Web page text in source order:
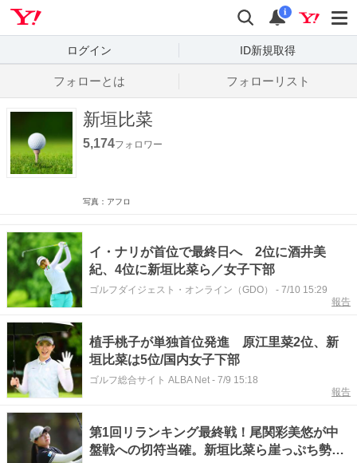
検索
通知
i
ログイン ID新規取得
フォローとは フォローリスト
新垣比菜
5,174フォロワー
写真：アフロ
イ・ナリが首位で最終日へ 2位に酒井美
紀、4位に新垣比菜ら／女子下部
ゴルフダイジェスト・オンライン（GDO） - 7/10 15:29
報告
植手桃子が単独首位発進 原江里菜2位、新
垣比菜は5位/国内女子下部
ゴルフ総合サイト ALBA Net - 7/9 15:18
報告
第1回リランキング最終戦！尾関彩美悠が中
盤戦への切符当確。新垣比菜ら崖っぷち勢の